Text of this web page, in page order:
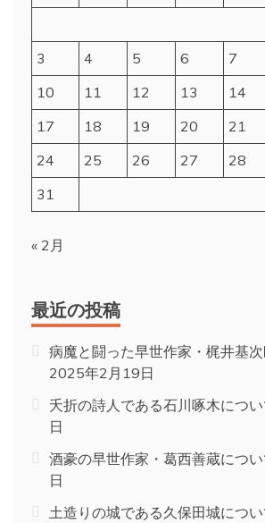
3
4 5 6 7
10
11 12 13 14
17
18 19 20 21
24
25 26 27 28
31
« 2月
最近の投稿
病魔と闘った早世作家・梶井基
2025年2月19日
夭折の詩人である石川啄木につい
日
酒豪の早世作家・葛西善蔵につい
日
土造りの城である久保田城につい